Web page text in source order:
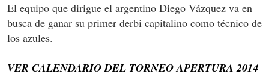
El equipo que dirigue el argentino Diego Vázquez va en
busca de ganar su primer derbi capitalino como técnico de
los azules.
VER CALENDARIO DEL TORNEO APERTURA 2014